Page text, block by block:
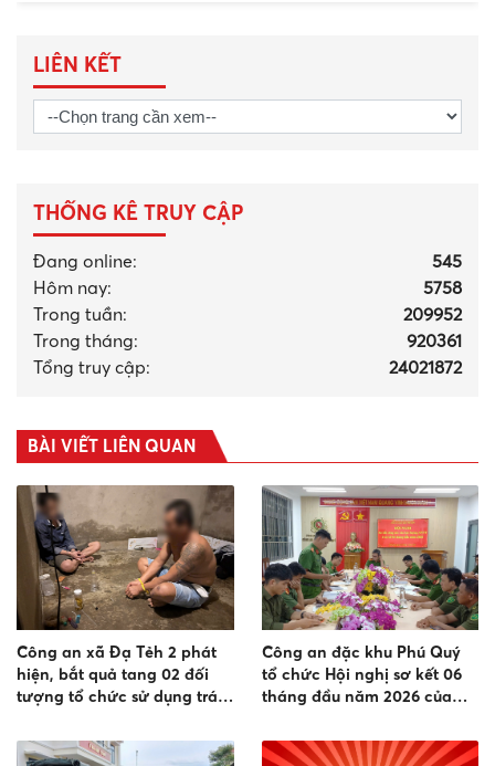
LIÊN KẾT
THỐNG KÊ TRUY CẬP
Đang online:
545
Hôm nay:
5758
Trong tuần:
209952
Trong tháng:
920361
Tổng truy cập:
24021872
BÀI VIẾT LIÊN QUAN
Công an xã Đạ Tẻh 2 phát
hiện, bắt quả tang 02 đối
tượng tổ chức sử dụng trái
Công an đặc khu Phú Quý
tổ chức Hội nghị sơ kết 06
tháng đầu năm 2026 của
cơ sở.